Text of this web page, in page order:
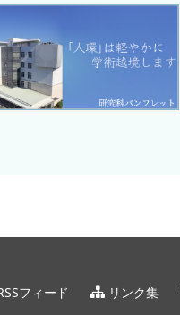
フィード リンク集